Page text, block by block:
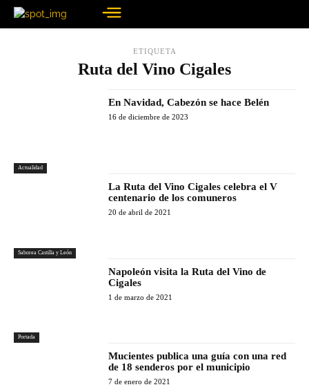
ETIQUETA
Ruta del Vino Cigales
Actualidad
En Navidad, Cabezón se hace Belén
16 de diciembre de 2023
Saborea Castilla y León
La Ruta del Vino Cigales celebra el V
centenario de los comuneros
20 de abril de 2021
Portada
Napoleón visita la Ruta del Vino de
Cigales
1 de marzo de 2021
Mucientes publica una guía con una red
de 18 senderos por el municipio
7 de enero de 2021